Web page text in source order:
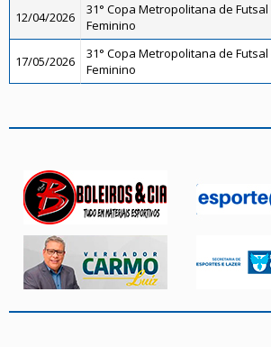
12/04/2026
31° Copa Metropolitana de Futsal
Feminino
17/05/2026
31° Copa Metropolitana de Futsal
Feminino